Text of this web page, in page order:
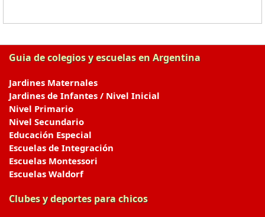
Guia de colegios y escuelas en Argentina
Jardines Maternales
Jardines de Infantes / Nivel Inicial
Nivel Primario
Nivel Secundario
Educación Especial
Escuelas de Integración
Escuelas Montessori
Escuelas Waldorf
Clubes y deportes para chicos